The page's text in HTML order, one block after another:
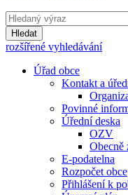
Hledat
rozšířené vyhledávání
Úřad obce
Kontakt a
Povinné
Úřední deska
OZV
Obecně
E-podatelna
Rozpočet obce
Přihlášení k